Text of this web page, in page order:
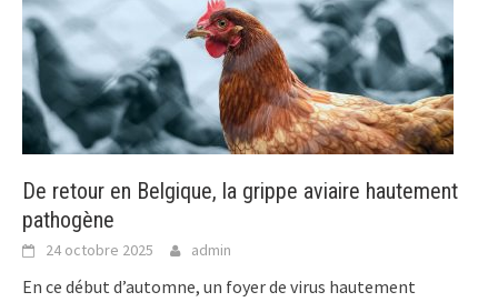
De retour en Belgique, la grippe aviaire hautement
pathogène
24 octobre 2025 admin
En ce début d’automne, un foyer de virus hautement